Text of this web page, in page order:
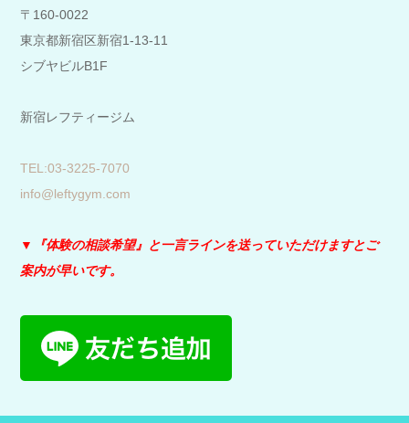
〒160-0022
東京都新宿区新宿1-13-11
シブヤビルB1F
新宿レフティージム
​TEL:03-3225-7070
info@leftygym.com
▼『体験の相談希望』と一言ラインを送っていただけますとご
案内が早いです。